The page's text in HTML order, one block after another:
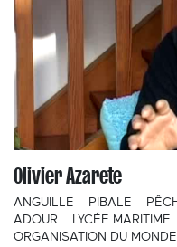
Olivier Azarete
ANGUILLE PIBALE
ADOUR
LYCÉE MARITIME
ORGANISATION DU